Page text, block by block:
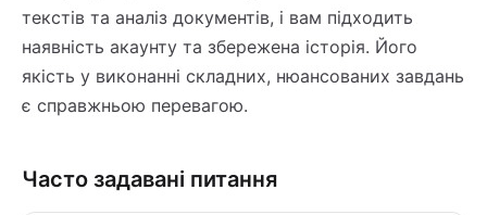
текстів та аналіз документів, і вам підходить
наявність акаунту та збережена історія. Його
якість у виконанні складних, нюансованих завдань
є справжньою перевагою.
Часто задавані питання